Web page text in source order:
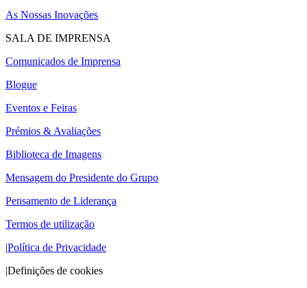
As Nossas Inovações
SALA DE IMPRENSA
Comunicados de Imprensa
Blogue
Eventos e Feiras
Prémios & Avaliações
Biblioteca de Imagens
Mensagem do Presidente do Grupo
Pensamento de Liderança
Termos de utilização
|Política de Privacidade
|Definições de cookies